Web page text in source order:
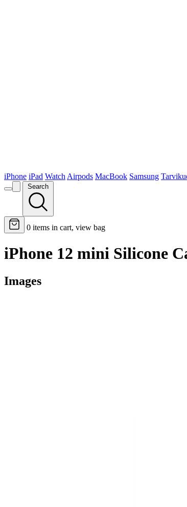
iPhone iPad Watch Airpods MacBook Samsung
Search
0 items in cart, view bag
iPhone 12 mini Silicone
Images